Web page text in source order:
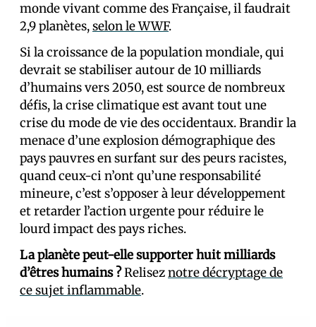
monde vivant comme des Français·e, il faudrait
2,9 planètes,selon le WWF.
Si la croissance de la population mondiale, qui
devrait se stabiliser autour de 10 milliards
d’humains vers 2050, est source de nombreux
défis, la crise climatique est avant tout une
crise du mode de vie des occidentaux. Brandir la
menace d’une explosion démographique des
pays pauvres en surfant sur des peurs racistes,
quand ceux-ci n’ont qu’une responsabilité
mineure, c’est s’opposer à leur développement
et retarder l’action urgente pour réduire le
lourd impact des pays riches.
La planète peut-elle supporter huit milliards
d’êtres humains ?Reliseznotre décryptage de
ce sujet inflammable.